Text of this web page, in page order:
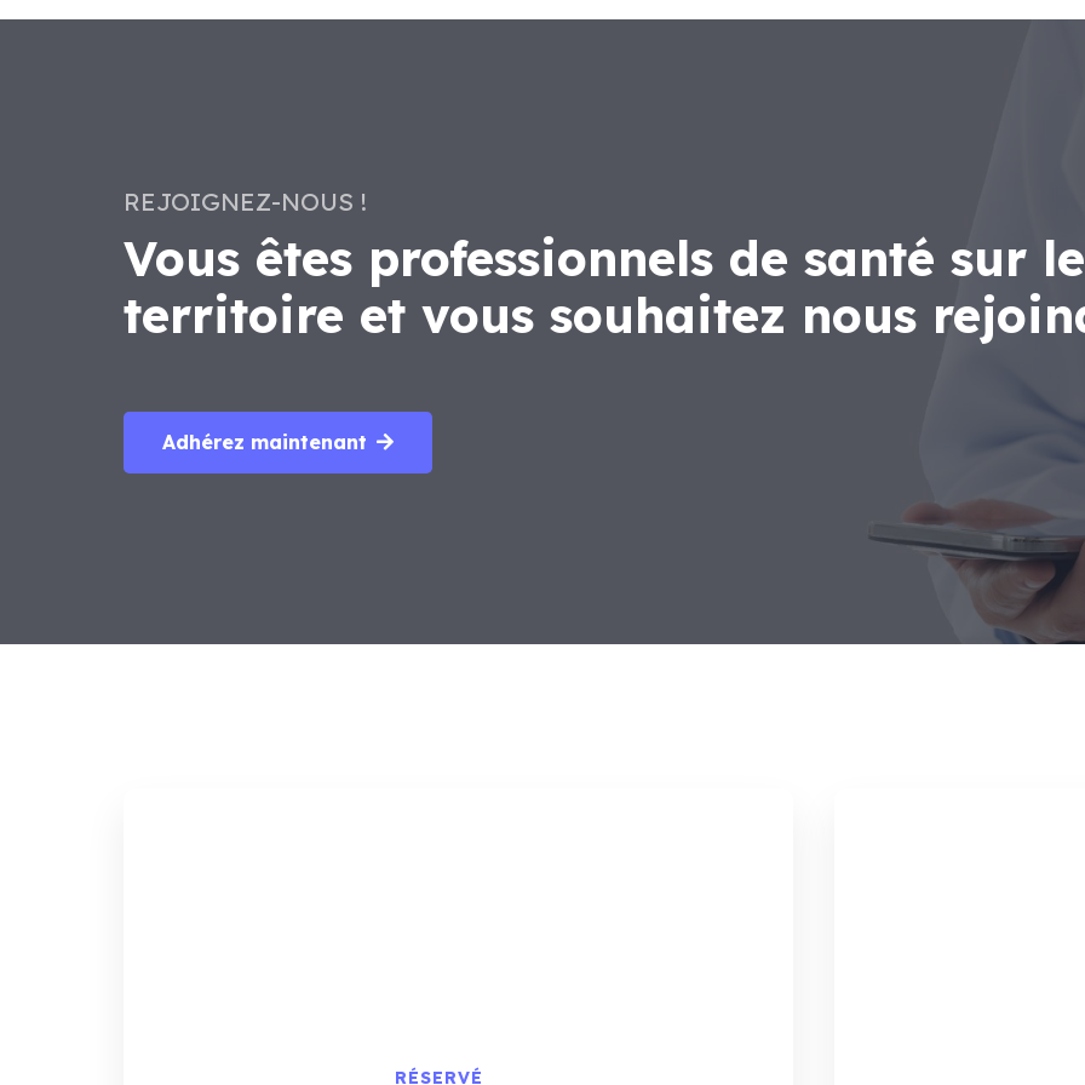
REJOIGNEZ-NOUS !
Vous êtes professionnels de santé sur le
territoire et vous souhaitez nous
Adhérez maintenant
RÉSERVÉ